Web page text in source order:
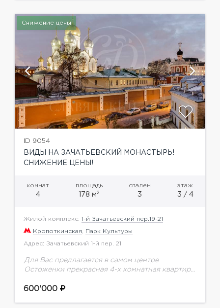
дверью, две...
Снижение цены
ID 9054
ВИДЫ НА ЗАЧАТЬЕВСКИЙ МОНАСТЫРЬ!
СНИЖЕНИЕ ЦЕНЫ!
комнат
4
площадь
178 м2
спален
3
этаж
3 / 4
Жилой комплекс: 1-й Зачатьевский пер.19-21
Кропоткинская Парк Культуры
Адрес: Зачатьевский 1-й пер. 21
Для Вас предлагается в самом центре
Остоженки прекрасная 4-х комнатная квартира
тренажерным залом. Планировка: гостиная-
600'000